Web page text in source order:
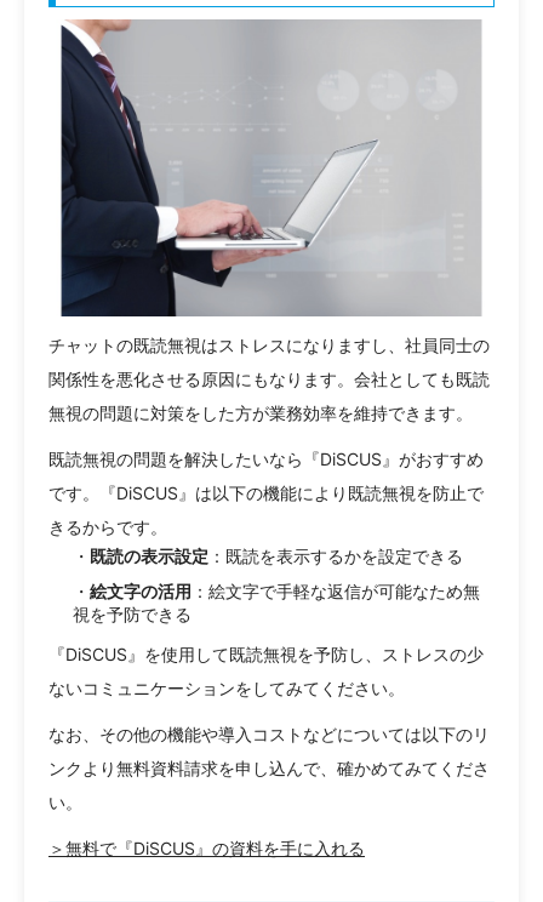
チャットの既読無視はストレスになりますし、社員同士の
関係性を悪化させる原因にもなります。会社としても既読
無視の問題に対策をした方が業務効率を維持できます。
既読無視の問題を解決したいなら『DiSCUS』がおすすめ
です。『DiSCUS』は以下の機能により既読無視を防止で
きるからです。
・ 既読の表示設定 ：既読を表示するかを設定できる
・ 絵文字の活用 ：絵文字で手軽な返信が可能なため無
視を予防できる
『DiSCUS』を使用して既読無視を予防し、ストレスの少
ないコミュニケーションをしてみてください。
なお、その他の機能や導入コストなどについては以下のリ
ンクより無料資料請求を申し込んで、確かめてみてくださ
い。
＞無料で『DiSCUS』の資料を手に入れる